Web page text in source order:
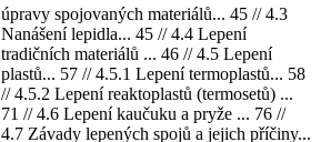
úpravy spojovaných materiálů... 45 // 4.3
Nanášení lepidla... 45 // 4.4 Lepení
tradičních materiálů ... 46 // 4.5 Lepení
plastů... 57 // 4.5.1 Lepení termoplastů... 58
// 4.5.2 Lepení reaktoplastů (termosetů) ...
71 // 4.6 Lepení kaučuku a pryže ... 76 //
4.7 Závady lepených spojů a jejich příčiny...